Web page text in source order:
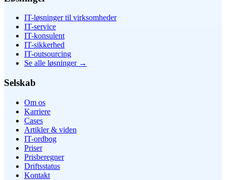
IT-løsninger til virksomheder
IT-service
IT-konsulent
IT-sikkerhed
IT-outsourcing
Se alle løsninger→
Selskab
Om os
Karriere
Cases
Artikler & viden
IT-ordbog
Priser
Prisberegner
Driftsstatus
Kontakt